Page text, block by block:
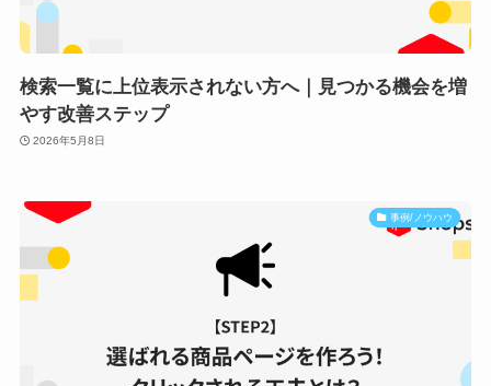
検索一覧に上位表示されない方へ｜見つかる機会を増
やす改善ステップ
2026年5月8日
事例/ノウハウ